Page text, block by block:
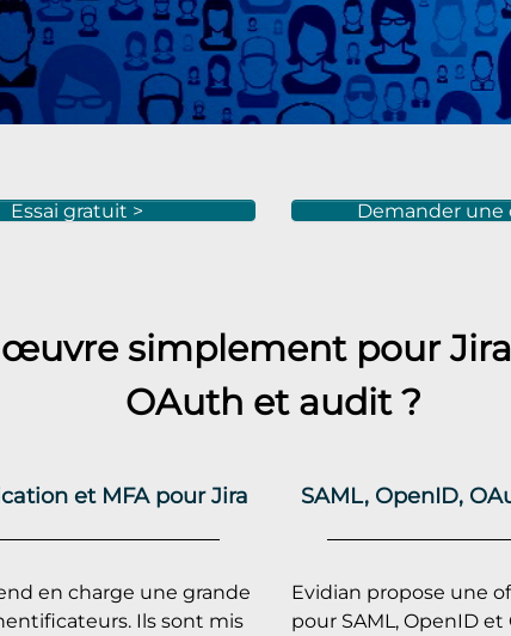
Essai gratuit > Demander une
simplement pourJira
OAuth et audit ?
et MFA pour Jira
en charge une grande
Ils sont mis
SAML, OpenID,
Evidian propose une
pour SAML, OpenID